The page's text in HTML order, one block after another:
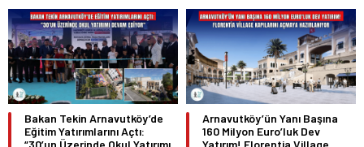
Bakan Tekin Arnavutköy’de
Eğitim Yatırımlarını Açtı:
Arnavutköy’ün Yanı Başına
160 Milyon Euro’luk Dev